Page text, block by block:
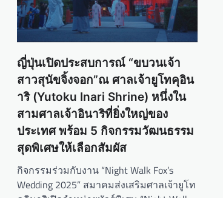
ญี่ปุ่นเปิดประสบการณ์ “ขบวนเจ้า
สาวสุนัขจิ้งจอก”ณ ศาลเจ้ายูโทคุอิน
าริ (Yutoku Inari Shrine) หนึ่งใน
สามศาลเจ้าอินาริที่ยิ่งใหญ่ของ
ประเทศ พร้อม 5 กิจกรรมวัฒนธรรม
สุดพิเศษให้เลือกสัมผัส
กิจกรรมร่วมกับงาน “Night Walk Fox’s
Wedding 2025” สมาคมส่งเสริมศาลเจ้ายูโท